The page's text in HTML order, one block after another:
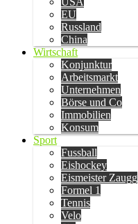
EU
Russland
China
Wirtschaft
Konjunktur
Arbeitsmarkt
Unternehmen
Börse und Co
Immobilien
Konsum
Sport
Fussball
Eishockey
Eismeister Zaugg
Formel 1
Tennis
Velo